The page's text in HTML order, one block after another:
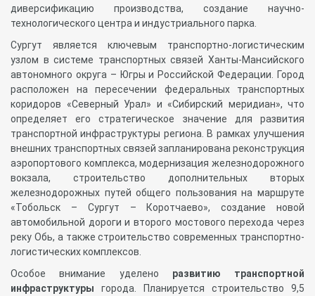
диверсификацию производства, создание научно-
технологического центра и индустриального парка.
Сургут является ключевым транспортно-логистическим
узлом в системе транспортных связей Ханты-Мансийского
автономного округа – Югры и Российской Федерации. Город
расположен на пересечении федеральных транспортных
коридоров «Северный Урал» и «Сибирский меридиан», что
определяет его стратегическое значение для развития
транспортной инфраструктуры региона. В рамках улучшения
внешних транспортных связей запланирована реконструкция
аэропортового комплекса, модернизация железнодорожного
вокзала, строительство дополнительных вторых
железнодорожных путей общего пользования на маршруте
«Тобольск – Сургут – Коротчаево», создание новой
автомобильной дороги и второго мостового перехода через
реку Обь, а также строительство современных транспортно-
логистических комплексов.
Особое внимание уделено развитию транспортной
инфраструктуры города. Планируется строительство 9,5